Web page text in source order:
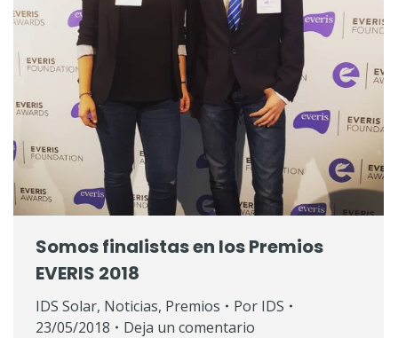
Somos finalistas en los Premios
EVERIS 2018
IDS Solar, Noticias, Premios Por IDS
23/05/2018
Deja un comentario